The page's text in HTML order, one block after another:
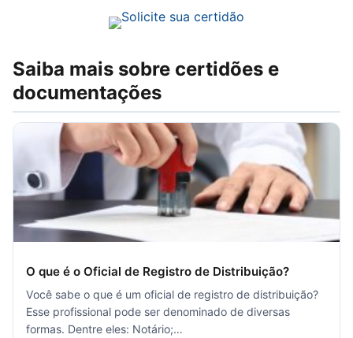
Saiba mais sobre certidões e
documentações
O que é o Oficial de Registro de Distribuição?
Você sabe o que é um oficial de registro de distribuição?
Esse profissional pode ser denominado de diversas
formas. Dentre eles: Notário;…